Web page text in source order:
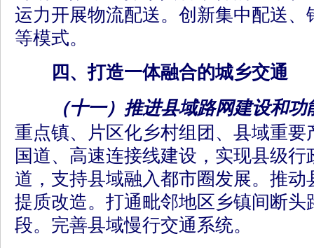
运力开展物流配送。创新集中配送、
等模式。
四、打造一体融合的城乡交通
（十一）推进县域路网建设和功
重点镇、片区化乡村组团、县域重要
国道、高速连接线建设，实现县级
道，支持县域融入都市圈发展。推动
提质改造。打通毗邻地区乡镇间断头
段。完善县域慢行交通系统。